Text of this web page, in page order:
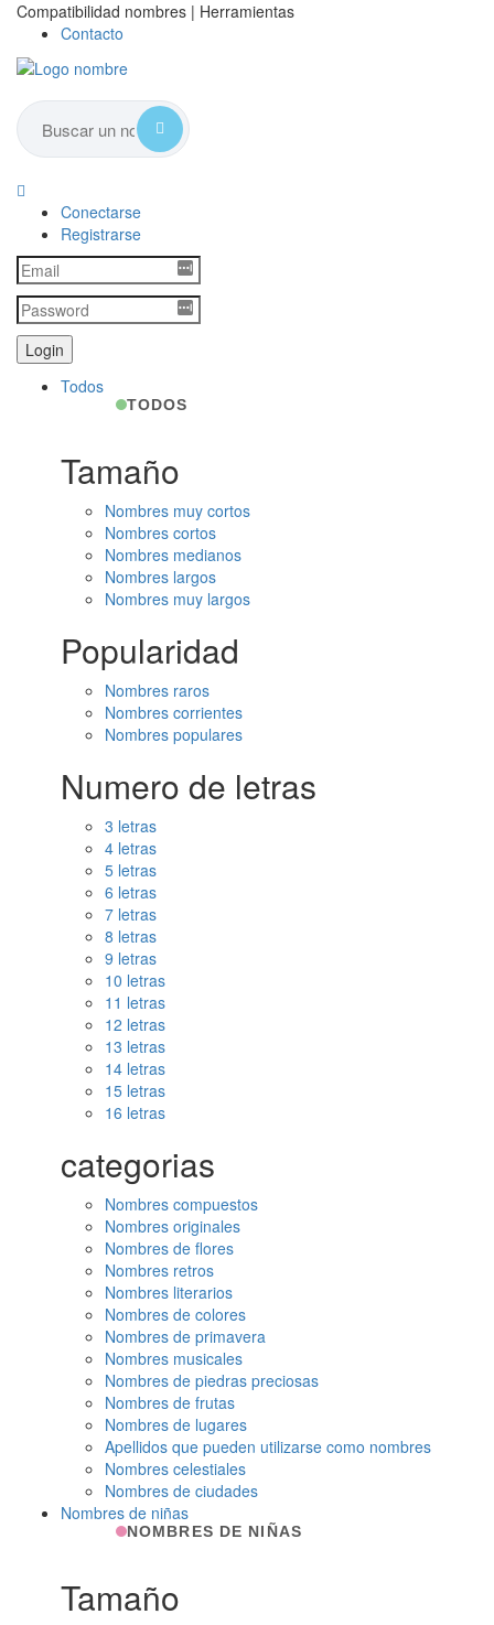
Compatibilidad nombres | Herramientas
Contacto
Conectarse
Registrarse
Todos
TODOS
Tamaño
Nombres muy cortos
Nombres cortos
Nombres medianos
Nombres largos
Nombres muy largos
Popularidad
Nombres raros
Nombres corrientes
Nombres populares
Numero de letras
3 letras
4 letras
5 letras
6 letras
7 letras
8 letras
9 letras
10 letras
11 letras
12 letras
13 letras
14 letras
15 letras
16 letras
categorias
Nombres compuestos
Nombres originales
Nombres de flores
Nombres retros
Nombres literarios
Nombres de colores
Nombres de primavera
Nombres musicales
Nombres de piedras preciosas
Nombres de frutas
Nombres de lugares
Apellidos que pueden utilizarse como nombres
Nombres celestiales
Nombres de ciudades
Nombres de niñas
NOMBRES DE NIÑAS
Tamaño